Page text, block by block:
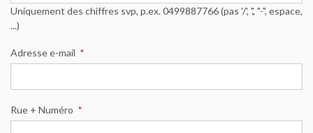
Uniquement des chiffres svp, p.ex. 0499887766 (pas '/', '.', "-", espace,
...)
Adresse e-mail *
Rue + Numéro *